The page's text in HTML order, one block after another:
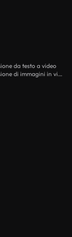
da testo a video
Flussi di lavoro di intelligenza artificiale per la conversione di immagini in video